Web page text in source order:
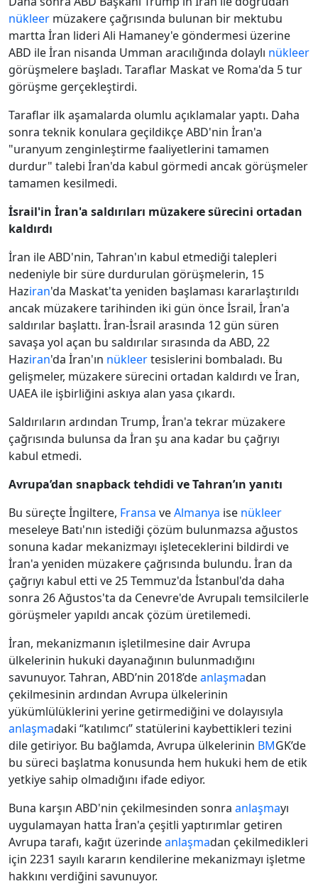
nükleer müzakere çağrısında bulunan bir mektubu
martta İran lideri Ali Hamaney'e göndermesi üzerine
ABD ile İran nisanda Umman aracılığında dolaylı nükleer
görüşmelere başladı. Taraflar Maskat ve Roma'da 5 tur
görüşme gerçekleştirdi.
Taraflar ilk aşamalarda olumlu açıklamalar yaptı. Daha
sonra teknik konulara geçildikçe ABD'nin İran'a
"uranyum zenginleştirme faaliyetlerini tamamen
durdur" talebi İran'da kabul görmedi ancak görüşmeler
tamamen kesilmedi.
İsrail'in İran'a saldırıları müzakere sürecini ortadan
kaldırdı
İran ile ABD'nin, Tahran'ın kabul etmediği talepleri
nedeniyle bir süre durdurulan görüşmelerin, 15
Haziran'da Maskat'ta yeniden başlaması kararlaştırıldı
ancak müzakere tarihinden iki gün önce İsrail, İran'a
saldırılar başlattı. İran-İsrail arasında 12 gün süren
savaşa yol açan bu saldırılar sırasında da ABD, 22
Haziran'da İran'ın nükleertesislerini bombaladı. Bu
gelişmeler, müzakere sürecini ortadan kaldırdı ve İran,
UAEA ile işbirliğini askıya alan yasa çıkardı.
Saldırıların ardından Trump, İran'a tekrar müzakere
çağrısında bulunsa da İran şu ana kadar bu çağrıyı
kabul etmedi.
Avrupa’dan snapback tehdidi ve Tahran’ın yanıtı
Bu süreçte İngiltere, Fransa veAlmanya ise nükleer
meseleye Batı'nın istediği çözüm bulunmazsa ağustos
sonuna kadar mekanizmayı işleteceklerini bildirdi ve
İran'a yeniden müzakere çağrısında bulundu. İran da
çağrıyı kabul etti ve 25 Temmuz'da İstanbul'da daha
sonra 26 Ağustos'ta da Cenevre'de Avrupalı temsilcilerle
görüşmeler yapıldı ancak çözüm üretilemedi.
İran, mekanizmanın işletilmesine dair Avrupa
ülkelerinin hukuki dayanağının bulunmadığını
savunuyor. Tahran, ABD’nin 2018’deanlaşmadan
çekilmesinin ardından Avrupa ülkelerinin
yükümlülüklerini yerine getirmediğini ve dolayısıyla
anlaşmadaki “katılımcı” statülerini kaybettikleri tezini
dile getiriyor. Bu bağlamda, Avrupa ülkelerinin BMGK’de
bu süreci başlatma konusunda hem hukuki hem de etik
yetkiye sahip olmadığını ifade ediyor.
Buna karşın ABD'nin çekilmesinden sonra anlaşmayı
uygulamayan hatta İran'a çeşitli yaptırımlar getiren
Avrupa tarafı, kağıt üzerindeanlaşmadan çekilmedikleri
için 2231 sayılı kararın kendilerine mekanizmayı işletme
hakkını verdiğini savunuyor.